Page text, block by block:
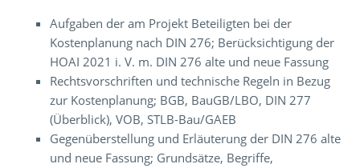
Aufgaben der am Projekt Beteiligten bei der
Kostenplanung nach DIN 276; Berücksichtigung der
HOAI 2021 i. V. m. DIN 276 alte und neue Fassung
Rechtsvorschriften und technische Regeln in Bezug
zur Kostenplanung; BGB, BauGB/LBO, DIN 277
(Überblick), VOB, STLB-Bau/GAEB
Gegenüberstellung und Erläuterung der DIN 276 alte
und neue Fassung; Grundsätze, Begriffe,